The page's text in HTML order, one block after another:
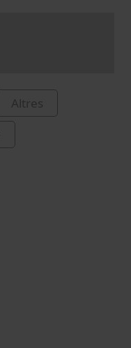
Altres